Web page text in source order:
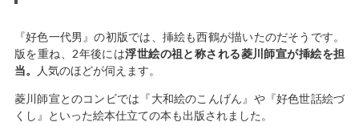
『好色一代男』の初版では、挿絵も西鶴が描いたのだそうです。
版を重ね、2年後には浮世絵の祖と称される菱川師宣が挿絵を担
当。
人気のほどが伺えます。
菱川師宣とのコンビでは『大和絵のこんげん』や『好色世話絵づ
くし』といった絵本仕立ての本も出版されました。